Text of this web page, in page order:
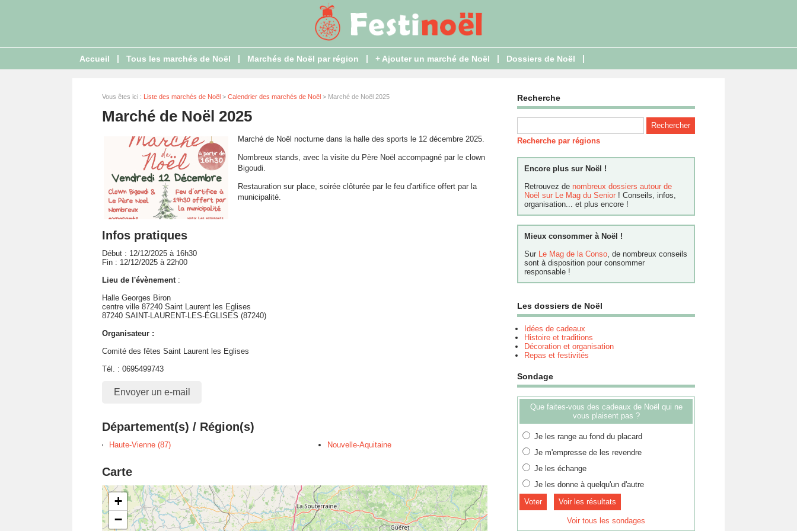
Accueil | Tous les marchés de Noël | Marchés de Noël par région | + Ajouter un marché de Noël | Dossiers de Noël |
Vous êtes ici : Liste des marchés de Noël > Calendrier des marchés de Noël > Marché de Noël 2025
Marché de Noël 2025
Marché de Noël nocturne dans la halle des sports le 12 décembre 2025.
Nombreux stands, avec la visite du Père Noël accompagné par le clown
Bigoudi.
Restauration sur place, soirée clôturée par le feu d'artifice offert par la
municipalité.
Infos pratiques
Début : 12/12/2025 à 16h30
Fin : 12/12/2025 à 22h00
Lieu de l'évènement:
Halle Georges Biron
centre ville 87240 Saint Laurent les Eglises
87240 SAINT-LAURENT-LES-ÉGLISES (87240)
Organisateur :
Comité des fêtes Saint Laurent les Eglises
Tél. : 0695499743
Envoyer un e-mail
Département(s) / Région(s)
Haute-Vienne (87) Nouvelle-Aquitaine
Carte
+
−
Recherche
Recherche par régions
Encore plus sur Noël !
Retrouvez de nombreux dossiers autour de
Noël sur Le Mag du Senior ! Conseils, infos,
organisation... et plus encore !
Mieux consommer à Noël !
Sur Le Mag de la Conso, de nombreux conseils
sont à disposition pour consommer
responsable !
Les dossiers de Noël
Idées de cadeaux
Histoire et traditions
Décoration et organisation
Repas et festivités
Sondage
Que faites-vous des cadeaux de Noël qui ne
vous plaisent pas ?
Je les range au fond du placard
Je m'empresse de les revendre
Je les échange
Je les donne à quelqu'un d'autre
Voir les résultats
Voir tous les sondages